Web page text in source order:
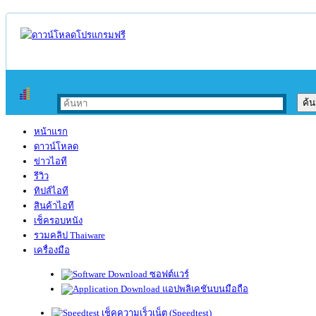
หน้าแรก
ดาวน์โหลด
ข่าวไอที
รีวิว
ทิปส์ไอที
สินค้าไอที
เช็ครอบหนัง
รวมคลิป Thaiware
เครื่องมือ
ซอฟต์แวร์
แอปพลิเคชันบนมือถือ
เช็คความเร็วเน็ต (Speedtest)